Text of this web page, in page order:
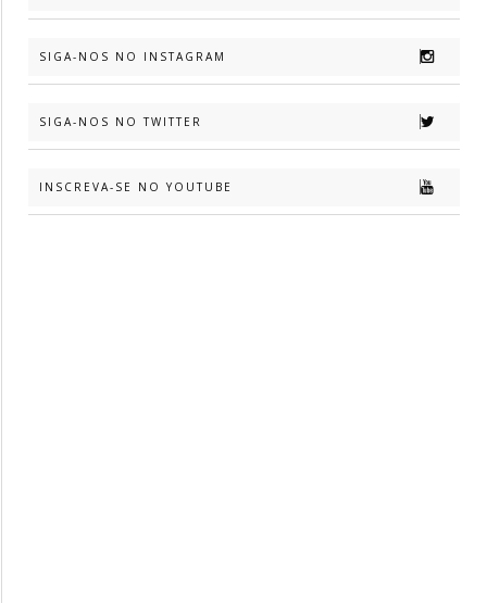
SIGA-NOS NO INSTAGRAM
SIGA-NOS NO TWITTER
INSCREVA-SE NO YOUTUBE